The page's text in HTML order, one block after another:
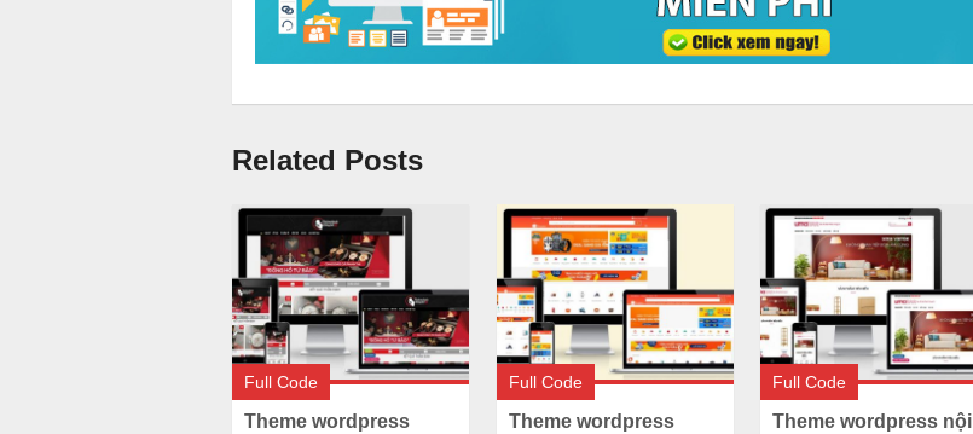
Related Posts
Full Code
Theme wordpress
Full Code
Theme wordpress
Full Code
Theme wordpress nội